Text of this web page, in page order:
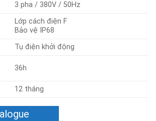
3 pha / 380V / 50Hz
Lớp cách điện F
Bảo vệ IP68
Tụ điện khởi động
36h
12 tháng